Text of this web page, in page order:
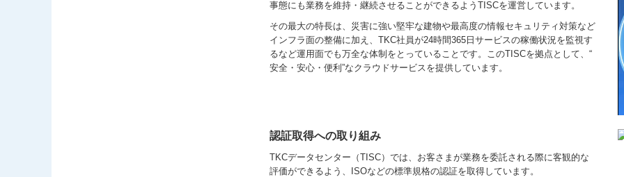
事態にも業務を維持・継続させることができるようTISCを運営しています。
その最大の特長は、災害に強い堅牢な建物や最高度の情報セキュリティ対策など
インフラ面の整備に加え、TKC社員が24時間365日サービスの稼働状況を監視す
るなど運用面でも万全な体制をとっていることです。このTISCを拠点として、“
安全・安心・便利”なクラウドサービスを提供しています。
認証取得への取り組み
TKCデータセンター（TISC）では、お客さまが業務を委託される際に客観的な
評価ができるよう、ISOなどの標準規格の認証を取得しています。